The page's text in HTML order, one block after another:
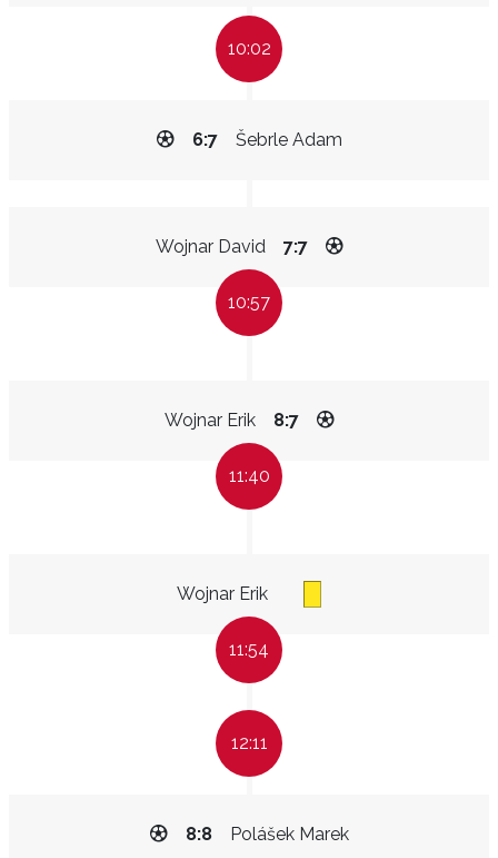
10:02
Šebrle Adam
6:7
Wojnar David 7:7
10:57
Wojnar Erik 8:7
11:40
Wojnar Erik
11:54
12:11
Polášek Marek
8:8